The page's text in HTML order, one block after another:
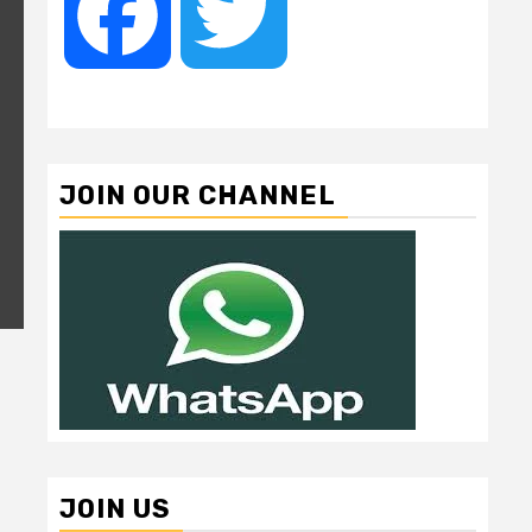
Facebook
JOIN OUR CHANNEL
JOIN US